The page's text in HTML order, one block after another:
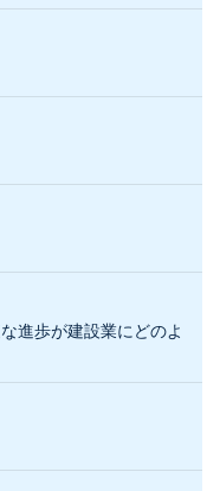
進歩が建設業にどのよ